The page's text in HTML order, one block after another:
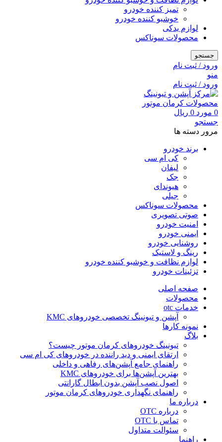
تمیز کننده خودرو
خوشبو کننده خودرو
لوازم یدکی
محصولات سوناکس
جستجو
ورود / ثبت نام
منو
ورود / ثبت نام
0 مورد 0 ریال
جستجو
مرور دسته ها
برند خودرو
کی ام سی
لیفان
جک
هیوندای
جیلی
محصولات سوناکس
صوتی تصویری
امنیت خودرو
ایمنی خودرو
روشنایی خودرو
رینگ و لاستیک
لوازم نظافت و خوشبو کننده خودرو
تزئینات خودرو
صفحه اصلی
محصولات
خدمات otc
آپشن و تیونینگ تخصصی خودروهای KMC
نمونه کارها
بلاگ
تیونینگ خودروهای کرمان موتور چیست؟
ارتقای ایمنی و دید راننده در خودروهای کی ام سی
راهنمای جامع آپشن‌های رفاهی و داخلی
بهترین آپشن‌ها برای خودروهای KMC
اصول نصب آپشن بدون ابطال گارانتی
راهنمای نگهداری خودروهای کرمان موتور
درباره ما
درباره OTC
تماس با OTC
سئوالت متداول
راهنما